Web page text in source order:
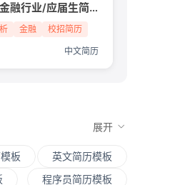
基金运营助理/金融行业/应届生简历模板
金融 校招简历
中文简历
展开
板
英文简历模板
程序员简历模板